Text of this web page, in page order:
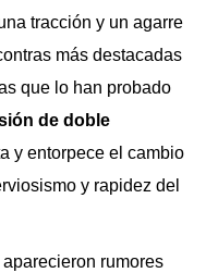
tracción y un agarre
más destacadas
que lo han probado
de doble
y entorpece el cambio
y rapidez del
rumores